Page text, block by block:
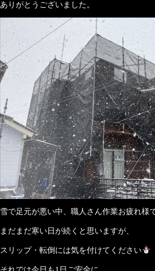
ありがとうございました。
雪で足元が悪い中、職人さん作業お疲れ様
まだまだ寒い日が続くと思いますが、
スリップ・転倒には気を付けてください